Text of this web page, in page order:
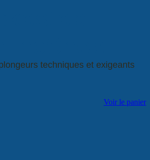
techniques et exigeants
Voir le panier